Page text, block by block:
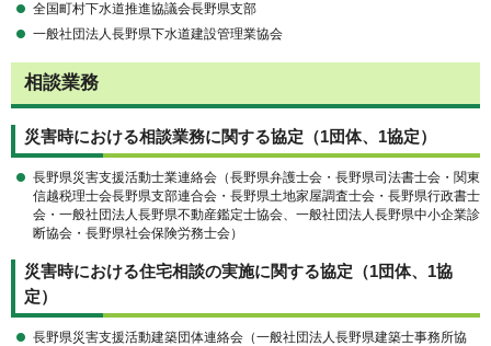
全国町村下水道推進協議会長野県支部
一般社団法人長野県下水道建設管理業協会
相談業務
災害時における相談業務に関する協定（1団体、1協定）
長野県災害支援活動士業連絡会（長野県弁護士会・長野県司法書士会・関東
信越税理士会長野県支部連合会・長野県土地家屋調査士会・長野県行政書士
会・一般社団法人長野県不動産鑑定士協会、一般社団法人長野県中小企業診
断協会・長野県社会保険労務士会）
災害時における住宅相談の実施に関する協定（1団体、1協
定）
長野県災害支援活動建築団体連絡会（一般社団法人長野県建築士事務所協